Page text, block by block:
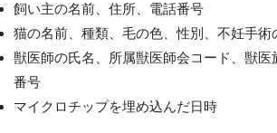
飼い主の名前、住所、電話番号
猫の名前、種類、毛の色、性別、不妊手術
獣医師の氏名、所属獣医師会コード、獣医
番号
マイクロチップを埋め込んだ日時